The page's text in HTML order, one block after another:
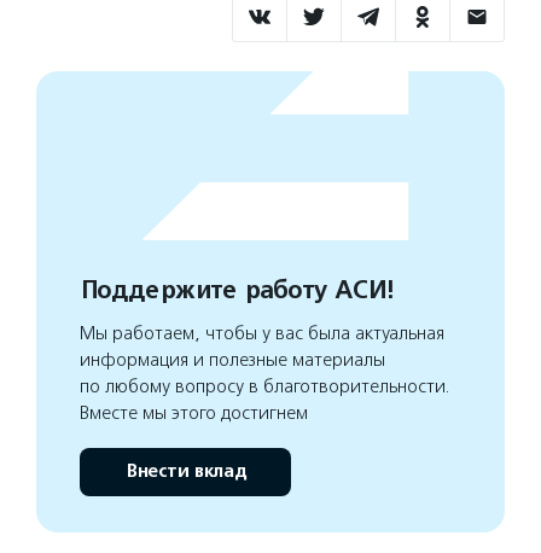
Поддержите работу АСИ!
Мы работаем, чтобы у вас была актуальная
информация и полезные материалы
по любому вопросу в благотворительности.
Вместе мы этого достигнем
Внести вклад